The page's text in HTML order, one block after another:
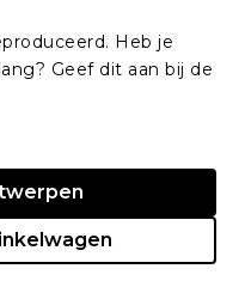
Heb je
Geef dit aan bij de